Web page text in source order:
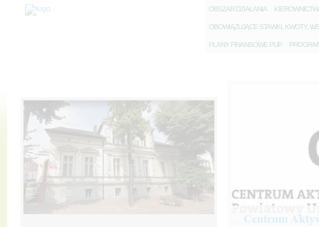
OBSZAR DZIAŁANIA K
OBOWIĄZUJĄCE STAWKI, KWOTY,
PLANY FINANSOWE PUP P
Centrum